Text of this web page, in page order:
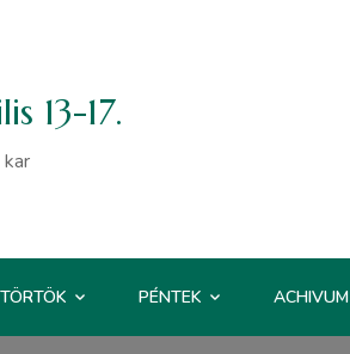
13-17.
PÉNTEK ACHIVUM